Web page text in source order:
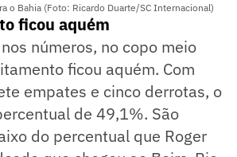
o Bahia (Foto: Ricardo Duarte/SC Internacional)
ficou aquém
números, no copo meio
ficou aquém. Com
empates e cinco derrotas, o
de 49,1%. São
do percentual que Roger